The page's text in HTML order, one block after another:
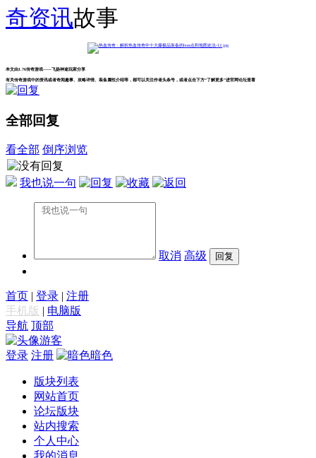
奇资讯故事
本文由1.76传奇游戏——飞扬神途玩家分享
有关传奇游戏中的资讯或者奇闻趣事、攻略详情、装备属性介绍等，都可以关注作者头条号，或者点击下方“了解更多”进官网论坛查看
全部回复
看全部 倒序浏览
我也说一句
取消 高级
首页 | 登录 | 注册
手机版 | 电脑版
导航 顶部
游客
登录 注册 暗色
版块列表
网站首页
论坛版块
站内搜索
个人中心
我的消息